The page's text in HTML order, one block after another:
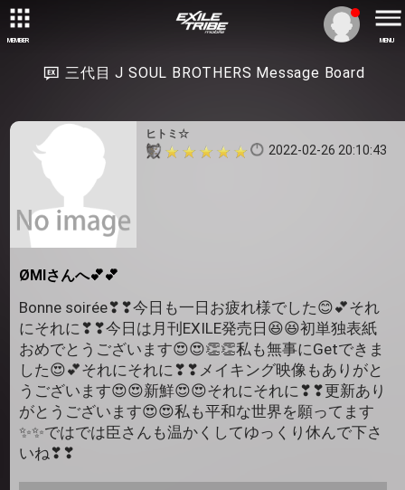
MEMBER MENU
三代目 J SOUL BROTHERS Message Board
ヒトミ☆
2022-02-26 20:10:43
ØMIさんへ💕💕
Bonne soirée❣❣今日も一日お疲れ様でした😊💕それ
にそれに❣❣今日は月刊EXILE発売日😆😆初単独表紙
おめでとうございます😍😍👏👏私も無事にGetできま
した😍💕それにそれに❣❣メイキング映像もありがと
うございます😍😍新鮮😍😍それにそれに❣❣更新あり
がとうございます😍😍私も平和な世界を願ってます
✨✨ではでは臣さんも温かくしてゆっくり休んで下さ
いね❣❣